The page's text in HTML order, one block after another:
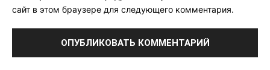
сайт в этом браузере для следующего комментария.